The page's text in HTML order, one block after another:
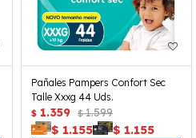
Pañales Pampers Confort Sec
Talle Xxxg 44 Uds.
$ 1.359 $ 1.599
$ 1.155 $ 1.155